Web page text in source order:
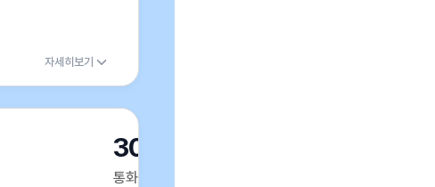
자세히보기
30GB
통화